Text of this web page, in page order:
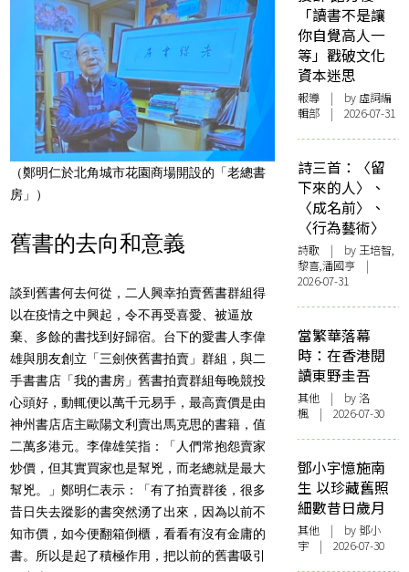
（鄭明仁於北角城市花園商場開設的「老總書
房」）
舊書的去向和意義
談到舊書何去何從，二人興幸拍賣舊書群組得
以在疫情之中興起，令不再受喜愛、被逼放
棄、多餘的書找到好歸宿。台下的愛書人李偉
雄與朋友創立「三劍俠舊書拍賣」群組，與二
手書書店「我的書房」舊書拍賣群組每晚競投
心頭好，動輒便以萬千元易手，最高賣價是由
神州書店店主歐陽文利賣出馬克思的書籍，值
二萬多港元。李偉雄笑指：「人們常抱怨賣家
炒價，但其實買家也是幫兇，而老總就是最大
幫兇。」鄭明仁表示：「有了拍賣群後，很多
昔日失去蹤影的書突然湧了出來，因為以前不
知市價，如今便翻箱倒櫃，看看有沒有金庸的
書。所以是起了積極作用，把以前的舊書吸引
「讀書不是讓
你自覺高人一
等」戳破文化
資本迷思
報導 | by 虛詞編
輯部 | 2026-07-31
詩三首：〈留
下來的人〉、
〈成名前〉、
〈行為藝術〉
詩歌 | by 王培智,
黎喜,潘國亨 |
2026-07-31
當繁華落幕
時：在香港閱
讀東野圭吾
其他 | by洛
楓 | 2026-07-30
鄧小宇憶施南
生 以珍藏舊照
細數昔日歲月
其他 | by 鄧小
宇 | 2026-07-30